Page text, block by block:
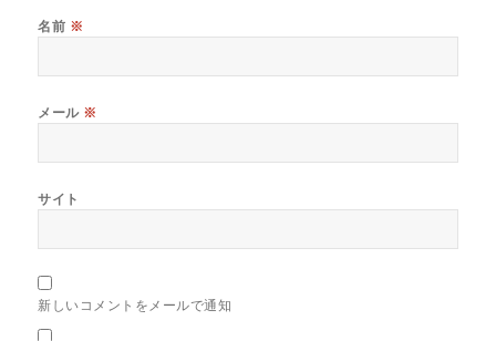
名前 ※
メール ※
サイト
新しいコメントをメールで通知